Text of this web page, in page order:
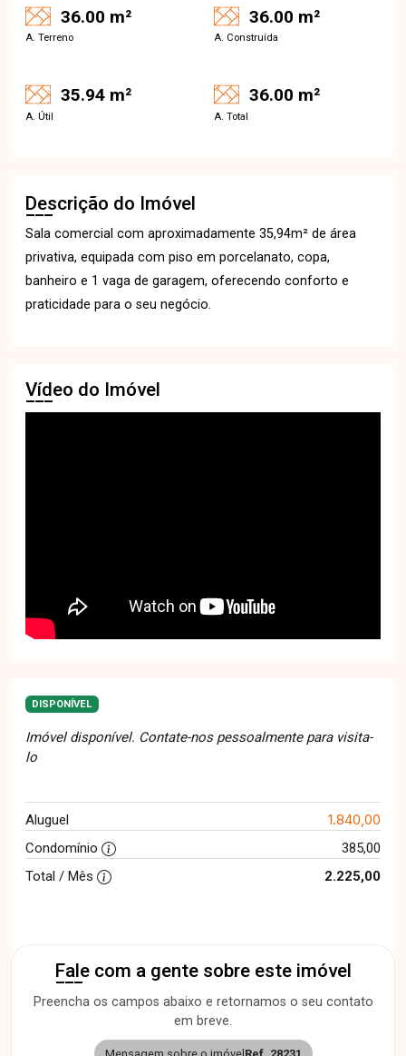
36.00 m²
A. Terreno
36.00 m²
A. Construída
35.94 m²
A. Útil
36.00 m²
A. Total
Descrição do Imóvel
Sala comercial com aproximadamente 35,94m² de área
privativa, equipada com piso em porcelanato, copa,
banheiro e 1 vaga de garagem, oferecendo conforto e
praticidade para o seu negócio.
Vídeo do Imóvel
DISPONÍVEL
Imóvel disponível. Contate-nos pessoalmente para visita-
lo
Aluguel 1.840,00
Condomínio
385,00
Total / Mês
2.225,00
Fale com a gente sobre este imóvel
Preencha os campos abaixo e retornamos o seu contato
em breve.